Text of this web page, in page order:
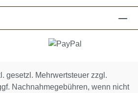
gesetzl. Mehrwertsteuer zzgl.
Nachnahmegebühren, wenn nicht